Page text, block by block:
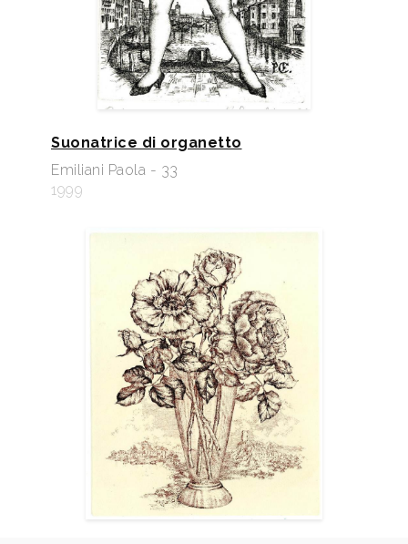
Suonatrice di organetto
Emiliani Paola - 33
1999